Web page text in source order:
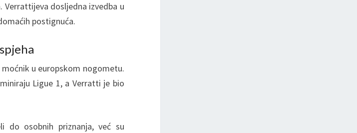
Verrattijeva dosljedna izvedba u
postignuća.
u europskom nogometu.
Ligue 1, a Verratti je bio
do osobnih priznanja, već su